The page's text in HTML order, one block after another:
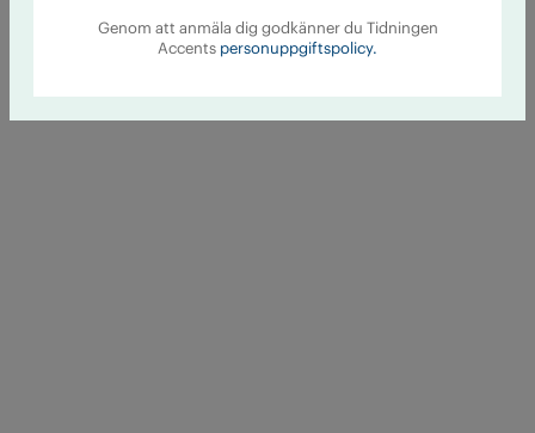
Genom att anmäla dig godkänner du Tidningen
Accents personuppgiftspolicy.